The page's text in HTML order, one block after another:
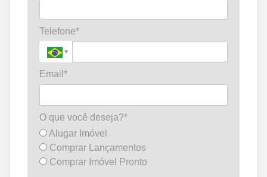
Telefone*
Email*
O que você deseja?*
Alugar Imóvel
Comprar Lançamentos
Comprar Imóvel Pronto